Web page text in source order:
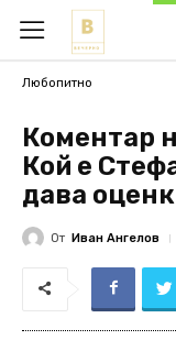
Любопитно
Коментар
Кой е
дава
От Иван Ангелов